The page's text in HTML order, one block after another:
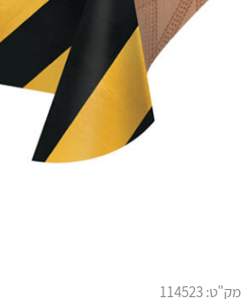
מק"ט:114523